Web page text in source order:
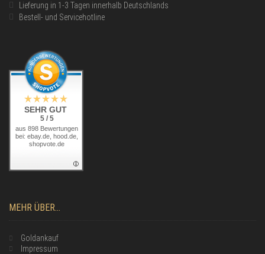
Lieferung in 1-3 Tagen innerhalb Deutschlands
Bestell- und Servicehotline
SEHR GUT
5 / 5
aus 898 Bewertungen
bei: ebay.de, hood.de,
shopvote.de
MEHR ÜBER...
Goldankauf
Impressum